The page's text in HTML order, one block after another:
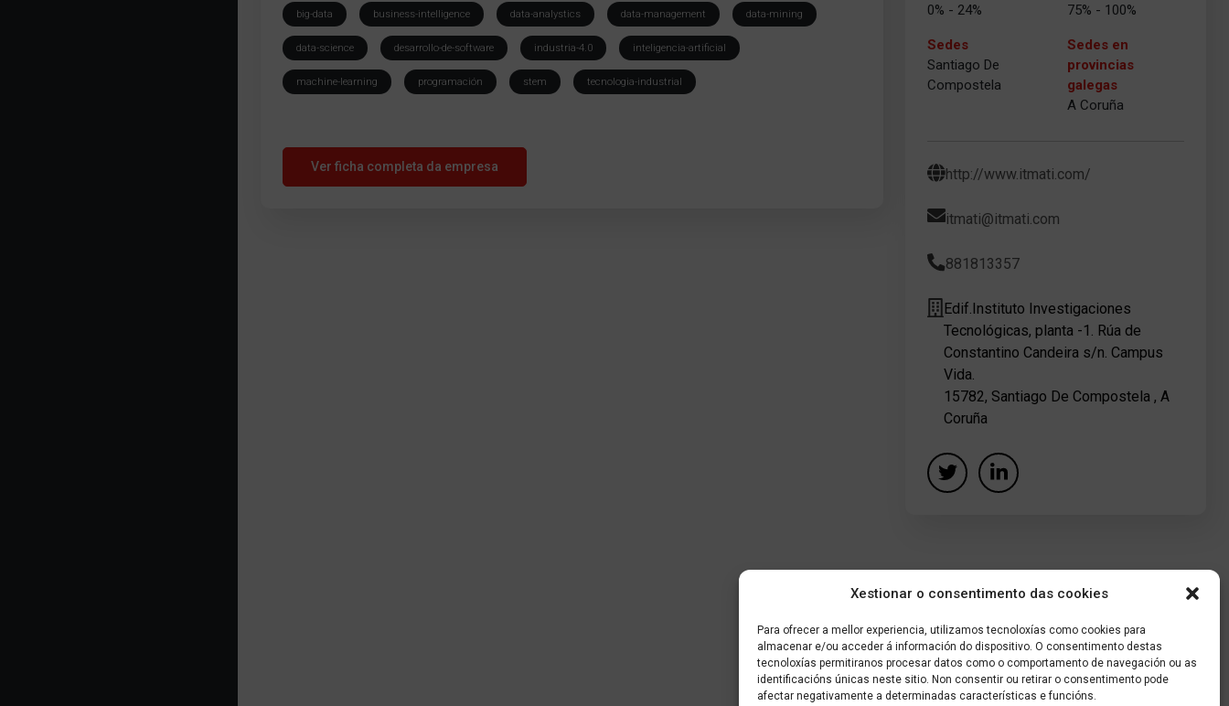
Xestionar o consentimento das cookies
Para ofrecer a mellor experiencia, utilizamos tecnoloxías como cookies para
almacenar e/ou acceder á información do dispositivo. O consentimento destas
tecnoloxías permitiranos procesar datos como o comportamento de navegación ou as
identificacións únicas neste sitio. Non consentir ou retirar o consentimento pode
afectar negativamente a determinadas características e funcións.
big-data business-intelligence data-analystics data-management data-mining
data-science desarrollo-de-software industria-4.0 inteligencia-artificial
machine-learning programación stem tecnologia-industrial
Ver ficha completa da empresa
0% - 24%
75% - 100%
Sedes
Santiago De
Compostela
Sedes en
provincias
galegas
A Coruña
http://www.itmati.com/
itmati@itmati.com
881813357
Edif.Instituto Investigaciones
Tecnológicas, planta -1. Rúa de
Constantino Candeira s/n. Campus
Vida.
15782, Santiago De Compostela , A
Coruña